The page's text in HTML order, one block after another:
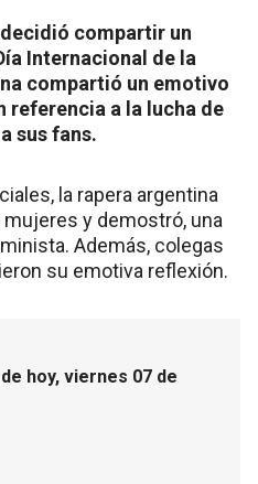
compartir un
Internacional de la
compartió un emotivo
referencia a la lucha de
sus fans.
la rapera argentina
y demostró, una
Además, colegas
su emotiva reflexión.
hoy, viernes 07 de